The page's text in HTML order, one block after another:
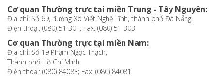
Cơ quan Thường trực tại miền Trung - Tây Nguyên:
Địa chỉ: Số 69, đường Xô Viết Nghệ Tĩnh, thành phố Đà Nẵng
Điện thoại: (080) 51 301; Fax: (080) 51 303
Cơ quan Thường trực tại miền Nam:
Địa chỉ: Số 19 Phạm Ngọc Thạch,
Thành phố Hồ Chí Minh
Điện thoại: (080) 84083; Fax: (080) 84081